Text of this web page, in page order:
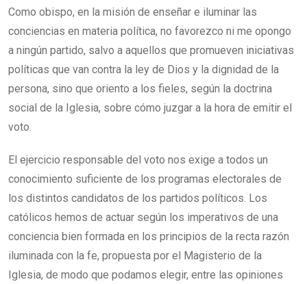
Como obispo, en la misión de enseñar e iluminar las
conciencias en materia política, no favorezco ni me opongo
a ningún partido, salvo a aquellos que promueven iniciativas
políticas que van contra la ley de Dios y la dignidad de la
persona, sino que oriento a los fieles, según la doctrina
social de la Iglesia, sobre cómo juzgar a la hora de emitir el
voto.
El ejercicio responsable del voto nos exige a todos un
conocimiento suficiente de los programas electorales de
los distintos candidatos de los partidos políticos. Los
católicos hemos de actuar según los imperativos de una
conciencia bien formada en los principios de la recta razón
iluminada con la fe, propuesta por el Magisterio de la
Iglesia, de modo que podamos elegir, entre las opiniones